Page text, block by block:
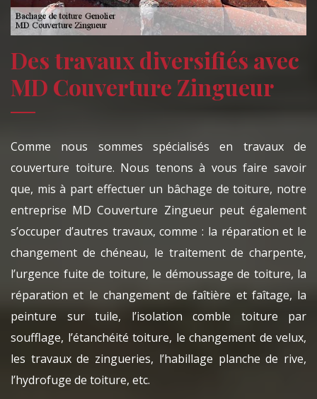
Des travaux diversifiés avec
MD Couverture Zingueur
Comme nous sommes spécialisés en travaux de
couverture toiture. Nous tenons à vous faire savoir
que, mis à part effectuer un bâchage de toiture, notre
entreprise MD Couverture Zingueur peut également
s’occuper d’autres travaux, comme : la réparation et le
changement de chéneau, le traitement de charpente,
l’urgence fuite de toiture, le démoussage de toiture, la
réparation et le changement de faîtière et faîtage, la
peinture sur tuile, l’isolation comble toiture par
soufflage, l’étanchéité toiture, le changement de velux,
les travaux de zingueries, l’habillage planche de rive,
l’hydrofuge de toiture, etc.